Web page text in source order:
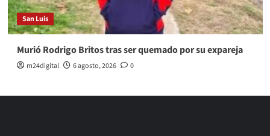
San Luis
Murió Rodrigo Britos tras ser quemado por su expareja
m24digital 6 agosto, 2026 0